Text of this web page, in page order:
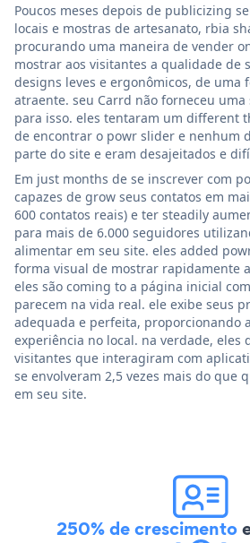
Poucos meses depois de publicizing
locais e mostras de artesanato, rbia
procurando uma maneira de vender
mostrar aos visitantes a qualidade de
designs leves e ergonômicos, de uma
atraente. seu Carrd não forneceu uma
para isso. eles tentaram um different
de encontrar o powr slider e nenhum
parte do site e eram desajeitados e
Em just months de se inscrever com
capazes de grow seus contatos em
600 contatos reais) e ter steadily
para mais de 6.000 seguidores
alimentar em seu site. eles added
forma visual de mostrar rapidamente
eles são coming to a página inicial
parecem na vida real. ele exibe seus
adequada e perfeita, proporcionando
experiência no local. na verdade, eles
visitantes que interagiram com
se envolveram 2,5 vezes mais do que
em seu site.
250% de crescimento